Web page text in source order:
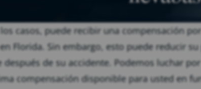
casos, puede recibir una compensación
Florida. Sin embargo, esto puede reducir
después de su accidente. Podemos luchar
compensación disponible para usted en